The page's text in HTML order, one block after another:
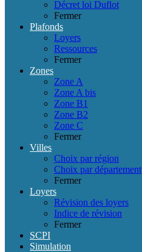
Décret loi Duflot
Fermer
Plafonds
Loyers
Ressources
Fermer
Zones
Zone A
Zone A bis
Zone B1
Zone B2
Zone C
Fermer
Villes
Choix par région
Choix par département
Fermer
Loyers
Révision des loyers
Indice de révision
Fermer
SCPI
Simulation